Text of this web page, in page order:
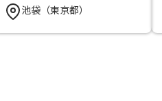
池袋（東京都）